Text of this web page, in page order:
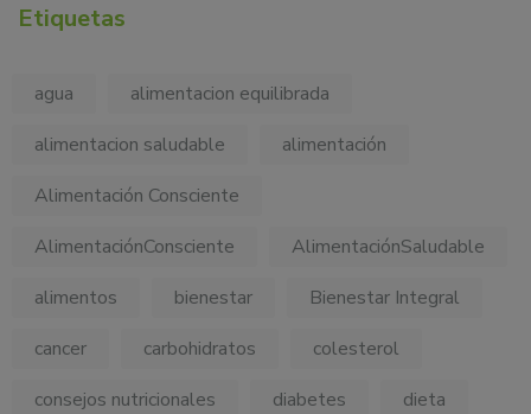
Etiquetas
agua
alimentacion equilibrada
alimentacion saludable
alimentación
Alimentación Consciente
AlimentaciónConsciente
AlimentaciónSaludable
alimentos
bienestar
Bienestar Integral
cancer
carbohidratos
colesterol
consejos nutricionales
diabetes
dieta